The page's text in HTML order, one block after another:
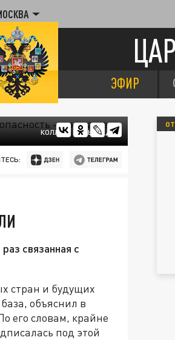
ЭФИР
КОЛЛАЖ ЦАРЬГРАДА
связанная с
стран и будущих
объяснил в
его словам, крайне
под этой